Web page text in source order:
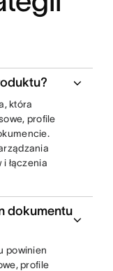
która
profile
łączenia
dokumentu
powinien
profile